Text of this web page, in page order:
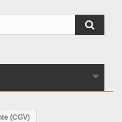
(CGV)